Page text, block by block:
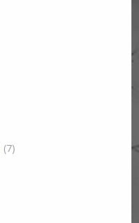
(7)